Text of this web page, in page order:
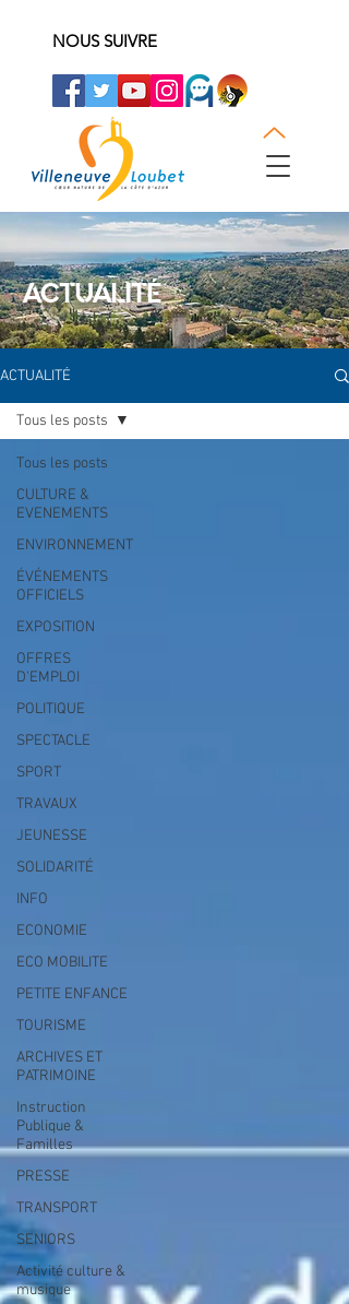
NOUS SUIVRE
ACTUALITÉ
ACTUALITÉ
Tous les posts
CULTURE &
EVENEMENTS
ENVIRONNEMENT
ÉVÉNEMENTS
OFFICIELS
EXPOSITION
OFFRES
D'EMPLOI
POLITIQUE
SPECTACLE
SPORT
TRAVAUX
JEUNESSE
SOLIDARITÉ
INFO
ECONOMIE
ECO MOBILITE
PETITE ENFANCE
TOURISME
ARCHIVES ET
PATRIMOINE
Instruction
Publique &
Familles
PRESSE
TRANSPORT
SENIORS
Activité culture &
musique
Tous les posts